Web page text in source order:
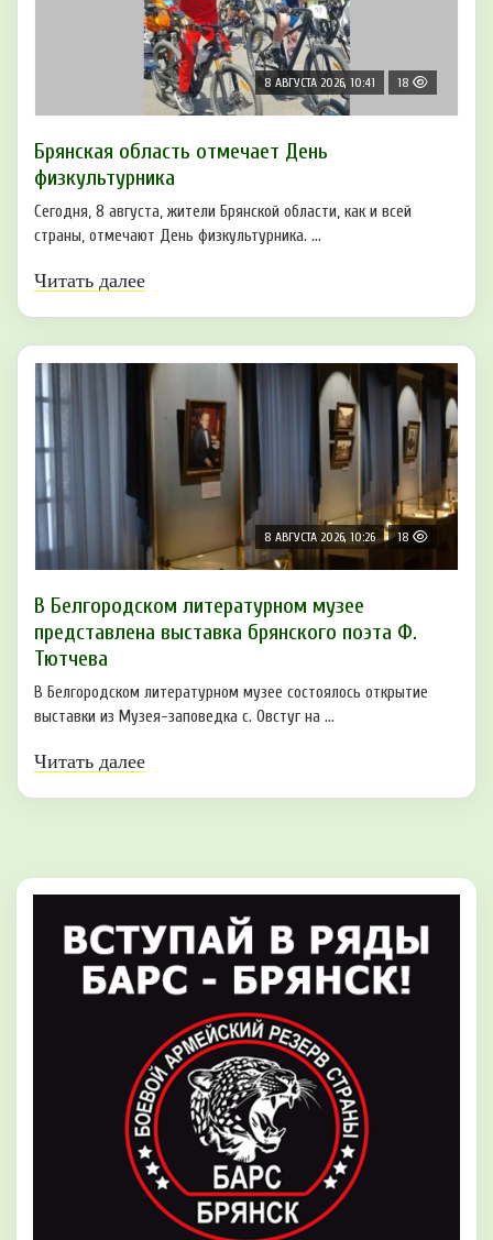
8 АВГУСТА 2026, 10:41 18
Брянская область отмечает День
физкультурника
Сегодня, 8 августа, жители Брянской области, как и всей
страны, отмечают День физкультурника. ...
Читать далее
8 АВГУСТА 2026, 10:26 18
В Белгородском литературном музее
представлена выставка брянского поэта Ф.
Тютчева
В Белгородском литературном музее состоялось открытие
выставки из Музея-заповедка с. Овстуг на ...
Читать далее